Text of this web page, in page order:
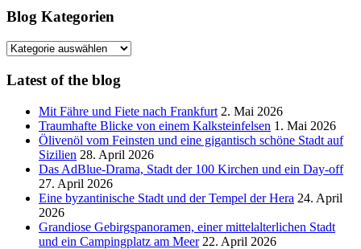
Blog Kategorien
Blog
Latest of the blog
Mit Fähre und Fiete nach Frankfurt 2. Mai 2026
Traumhafte Blicke von einem Kalksteinfelsen 1. Mai 2026
Ölivenöl vom Feinsten und eine gigantisch schöne Stadt auf
Sizilien 28. April 2026
Das AdBlue-Drama, Stadt der 100 Kirchen und ein Day-off
27. April 2026
Eine byzantinische Stadt und der Tempel der Hera 24. April
2026
Grandiose Gebirgspanoramen, einer mittelalterlichen Stadt
und ein Campingplatz am Meer 22. April 2026